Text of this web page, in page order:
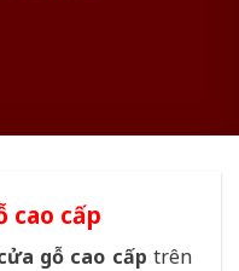
cao cấp
gỗ cao cấp trên